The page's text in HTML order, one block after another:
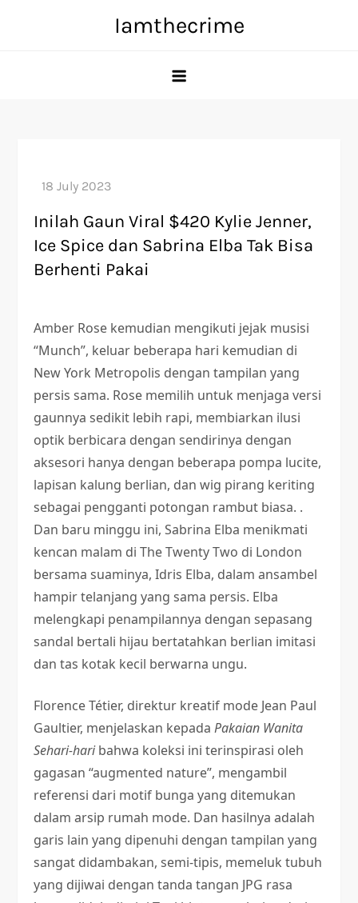
Iamthecrime
Inilah Gaun Viral $420 Kylie Jenner,
Ice Spice dan Sabrina Elba Tak Bisa
Berhenti Pakai
Amber Rose kemudian mengikuti jejak musisi
“Munch”, keluar beberapa hari kemudian di
New York Metropolis dengan tampilan yang
persis sama. Rose memilih untuk menjaga versi
gaunnya sedikit lebih rapi, membiarkan ilusi
optik berbicara dengan sendirinya dengan
aksesori hanya dengan beberapa pompa lucite,
lapisan kalung berlian, dan wig pirang keriting
sebagai pengganti potongan rambut biasa. .
Dan baru minggu ini, Sabrina Elba menikmati
kencan malam di The Twenty Two di London
bersama suaminya, Idris Elba, dalam ansambel
hampir telanjang yang sama persis. Elba
melengkapi penampilannya dengan sepasang
sandal bertali hijau bertatahkan berlian imitasi
dan tas kotak kecil berwarna ungu.
Florence Tétier, direktur kreatif mode Jean Paul
Gaultier, menjelaskan kepadaPakaian Wanita
Sehari-haribahwa koleksi ini terinspirasi oleh
gagasan “augmented nature”, mengambil
referensi dari motif bunga yang ditemukan
dalam arsip rumah mode. Dan hasilnya adalah
garis lain yang dipenuhi dengan tampilan yang
sangat didambakan, semi-tipis, memeluk tubuh
yang dijiwai dengan tanda tangan JPG rasa